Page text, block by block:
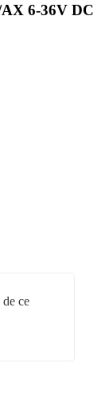
6-36V DC
ce